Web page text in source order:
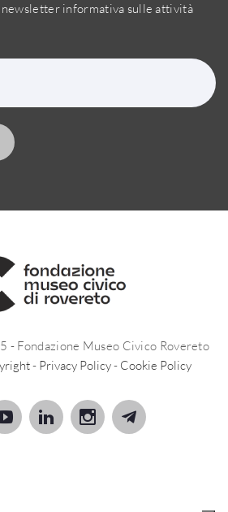
informativa sulle attività
- Fondazione Museo Civico Rovereto
- Privacy Policy- Cookie Policy